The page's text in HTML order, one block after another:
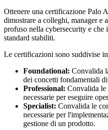
Ottenere una certificazione Palo
dimostrare a colleghi, manager e
profuso nella cybersecurity e
standard stabiliti.
Le certificazioni sono suddivise
Foundational: Convalida
dei concetti fondamentali
Professional: Convalida le
necessarie per eseguire
Specialist: Convalida le
necessarie per
gestione di un prodotto.